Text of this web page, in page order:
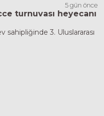
5 gün önce
turnuvası heyecanı
sahipliğinde 3. Uluslararası